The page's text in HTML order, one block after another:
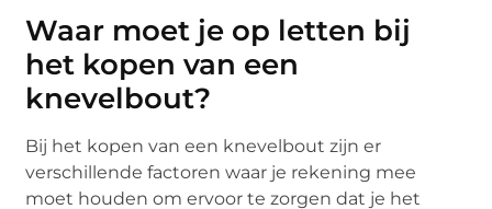
Waar moet je op letten bij
het kopen van een
knevelbout?
Bij het kopen van een knevelbout zijn er
verschillende factoren waar je rekening mee
moet houden om ervoor te zorgen dat je het